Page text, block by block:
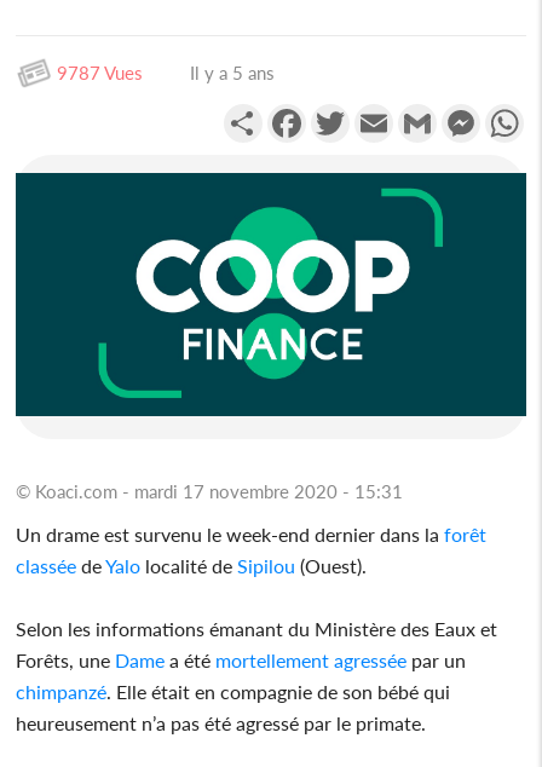
9787 Vues Il y a 5 ans
PartagerFacebookTwitterEmail Gmail
© Koaci.com - mardi 17 novembre 2020 - 15:31
Un drame est survenu le week-end dernier dans laforêt
classée deYalo localité de Sipilou (Ouest).
Selon les informations émanant du Ministère des Eaux et
Forêts, une Dame a été mortellement agressée par un
chimpanzé . Elle était en compagnie de son bébé qui
heureusement n’a pas été agressé par le primate.